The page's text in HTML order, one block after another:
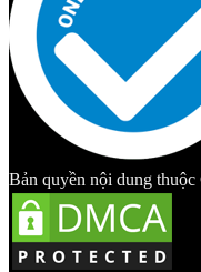
Bản quyền nội dung